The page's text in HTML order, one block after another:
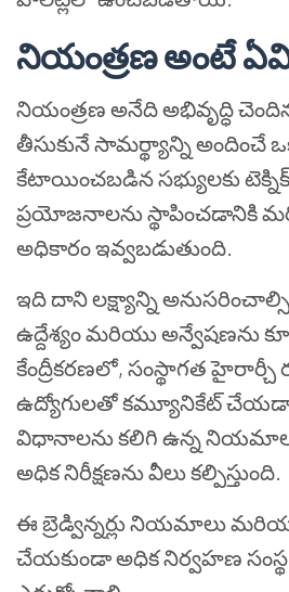
నియంత్రణ అంటే
నియంత్రణ అనేది అభివృద్ధి
తీసుకునే సామర్థ్యాన్ని అందించే
కేటాయించబడిన సభ్యులకు
ప్రయోజనాలను స్థాపించడానికి
అధికారం ఇవ్వబడుతుంది.
ఇది దాని లక్ష్యాన్ని
ఉద్దేశ్యం మరియు అన్వేషణను
కేంద్రీకరణలో, సంస్థాగత హైరార్చీ
ఉద్యోగులతో కమ్యూనికేట్
విధానాలను కలిగి ఉన్న
అధిక నిరీక్షణను వీలు కల్పిస్తుంది.
ఈ బ్రెడ్విన్నర్లు నియమాలు
చేయకుండా అధిక నిర్వహణ